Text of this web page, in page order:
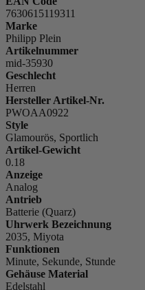
7630615119311
Marke
Philipp Plein
Artikelnummer
mid-35930
Geschlecht
Herren
Hersteller Artikel-Nr.
PWOAA0922
Style
Glamourös, Sportlich
Artikel-Gewicht
0.18
Anzeige
Analog
Antrieb
Batterie (Quarz)
Uhrwerk Bezeichnung
2035, Miyota
Funktionen
Minute, Sekunde, Stunde
Gehäuse Material
Edelstahl